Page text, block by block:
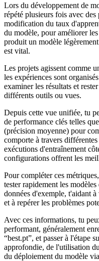
Lors du développement de
répété plusieurs fois avec
modification du taux
du modèle, pour améliorer
produit un modèle
est vital.
Les projets agissent comme
les expériences sont
examiner les résultats et
différents outils ou vues.
Depuis cette vue unifiée, tu
de performance clés telles
(précision moyenne) pour
comporte à travers
exécutions d'entraînement
configurations offrent les
Pour compléter ces
tester rapidement les
données d'exemple, t'aidant
et à repérer les problèmes
Avec ces informations, tu
performant, généralement
“best.pt”, et passer à l'étape
approfondie, de l'utilisation
du déploiement du modèle